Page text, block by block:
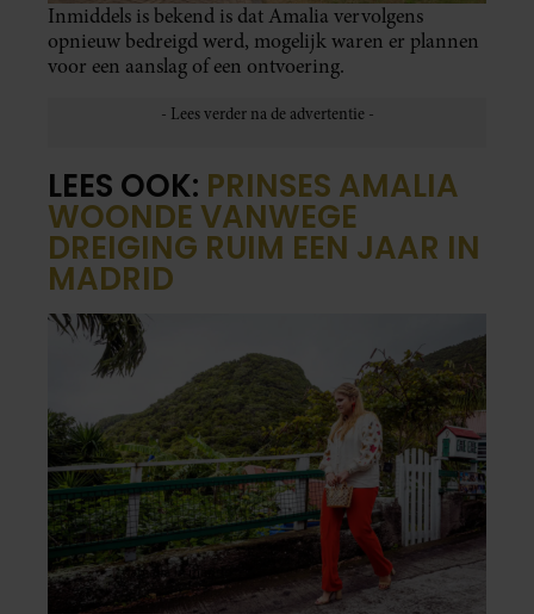
Inmiddels is bekend is dat Amalia vervolgens
opnieuw bedreigd werd, mogelijk waren er plannen
voor een aanslag of een ontvoering.
LEES OOK: PRINSES AMALIA
WOONDE VANWEGE
DREIGING RUIM EEN JAAR IN
MADRID